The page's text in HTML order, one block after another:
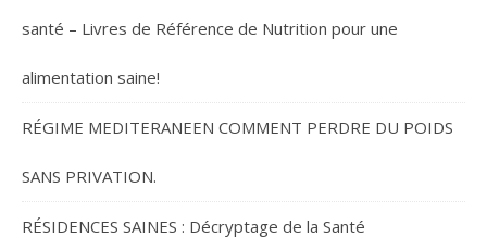
santé – Livres de Référence de Nutrition pour une
alimentation saine!
RÉGIME MEDITERANEEN COMMENT PERDRE DU POIDS
SANS PRIVATION.
RÉSIDENCES SAINES : Décryptage de la Santé